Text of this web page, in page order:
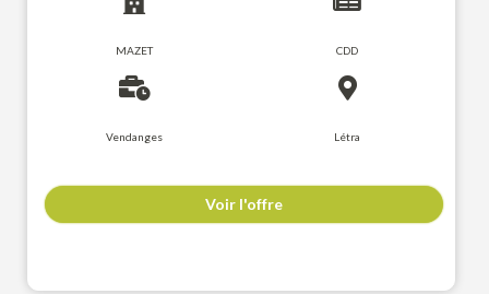
MAZET CDD
Vendanges Létra
Voir l'offre